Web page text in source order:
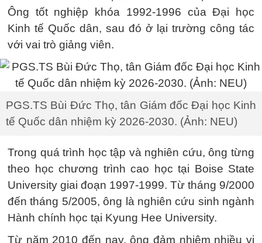
Ông tốt nghiệp khóa 1992-1996 của Đại học
Kinh tế Quốc dân, sau đó ở lại trường công tác
với vai trò giảng viên.
PGS.TS Bùi Đức Thọ, tân Giám đốc Đại học Kinh
tế Quốc dân nhiệm kỳ 2026-2030. (Ảnh: NEU)
Trong quá trình học tập và nghiên cứu, ông từng
theo học chương trình cao học tại Boise State
University giai đoạn 1997-1999. Từ tháng 9/2000
đến tháng 5/2005, ông là nghiên cứu sinh ngành
Hành chính học tại Kyung Hee University.
Từ năm 2010 đến nay, ông đảm nhiệm nhiều vị